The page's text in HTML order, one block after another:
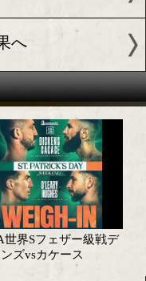
ス(アイルラン
報
へ
結果へ
記事